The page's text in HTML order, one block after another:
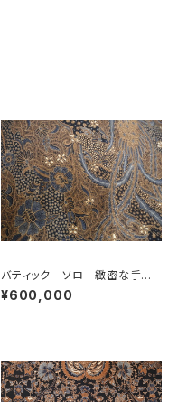
バティック ソロ 緻密な手描
き
¥600,000